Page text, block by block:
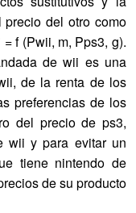
del otro como
f (Pwii, m, Pps3, g).
de wii es una
de la renta de los
preferencias de los
del precio de ps3,
wii y para evitar un
tiene nintendo de
de su producto